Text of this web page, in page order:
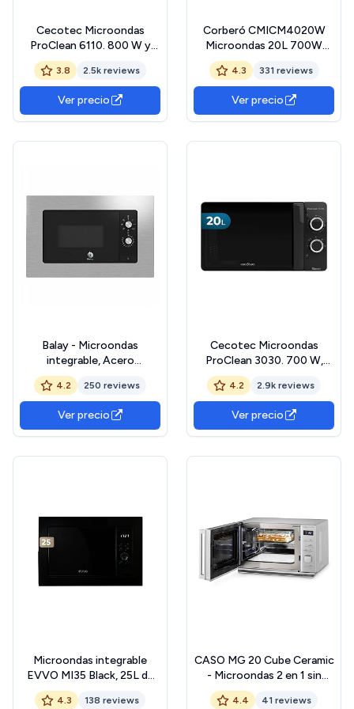
Cecotec Microondas
ProClean 6110. 800 W y
Grill 1000 W, Capacidad
23L, Revestimiento
Ready2Clean para una
mejor Limpieza, Tecnología
3DWave, Diseño con
3.8 2.5k reviews
Ver precio
Corberó CMICM4020W
Microondas 20L 700W
Blanco
4.3 331 reviews
Ver precio
Balay - Microondas
integrable, Acero
inoxidable, 3CG6142X3
4.2 250 reviews
Ver precio
Cecotec Microondas
ProClean 3030. 700 W,
Capacidad 20L,
Revestimiento
Ready2Clean, 6 Niveles
Funcionamiento,
Temporizador 30 min,
4.2 2.9k reviews
Ver precio
Microondas integrable
EVVO MI35 Black, 25L de
Capacidad, Grill 1000W,
Puerta y Marcos Efecto
4.3 138 reviews
CASO MG 20 Cube Ceramic
- Microondas 2 en 1 sin
plato giratorio con grill de
1000W - Capacidad de 20L
4.4 41 reviews